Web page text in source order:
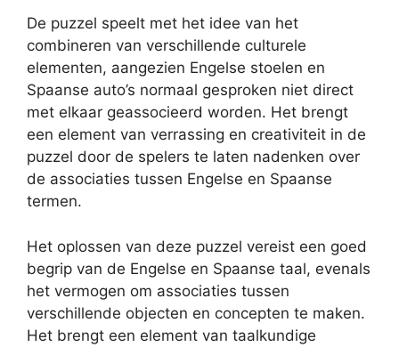
De puzzel speelt met het idee van het
combineren van verschillende culturele
elementen, aangezien Engelse stoelen en
Spaanse auto’s normaal gesproken niet direct
met elkaar geassocieerd worden. Het brengt
een element van verrassing en creativiteit in de
puzzel door de spelers te laten nadenken over
de associaties tussen Engelse en Spaanse
termen.
Het oplossen van deze puzzel vereist een goed
begrip van de Engelse en Spaanse taal, evenals
het vermogen om associaties tussen
verschillende objecten en concepten te maken.
Het brengt een element van taalkundige